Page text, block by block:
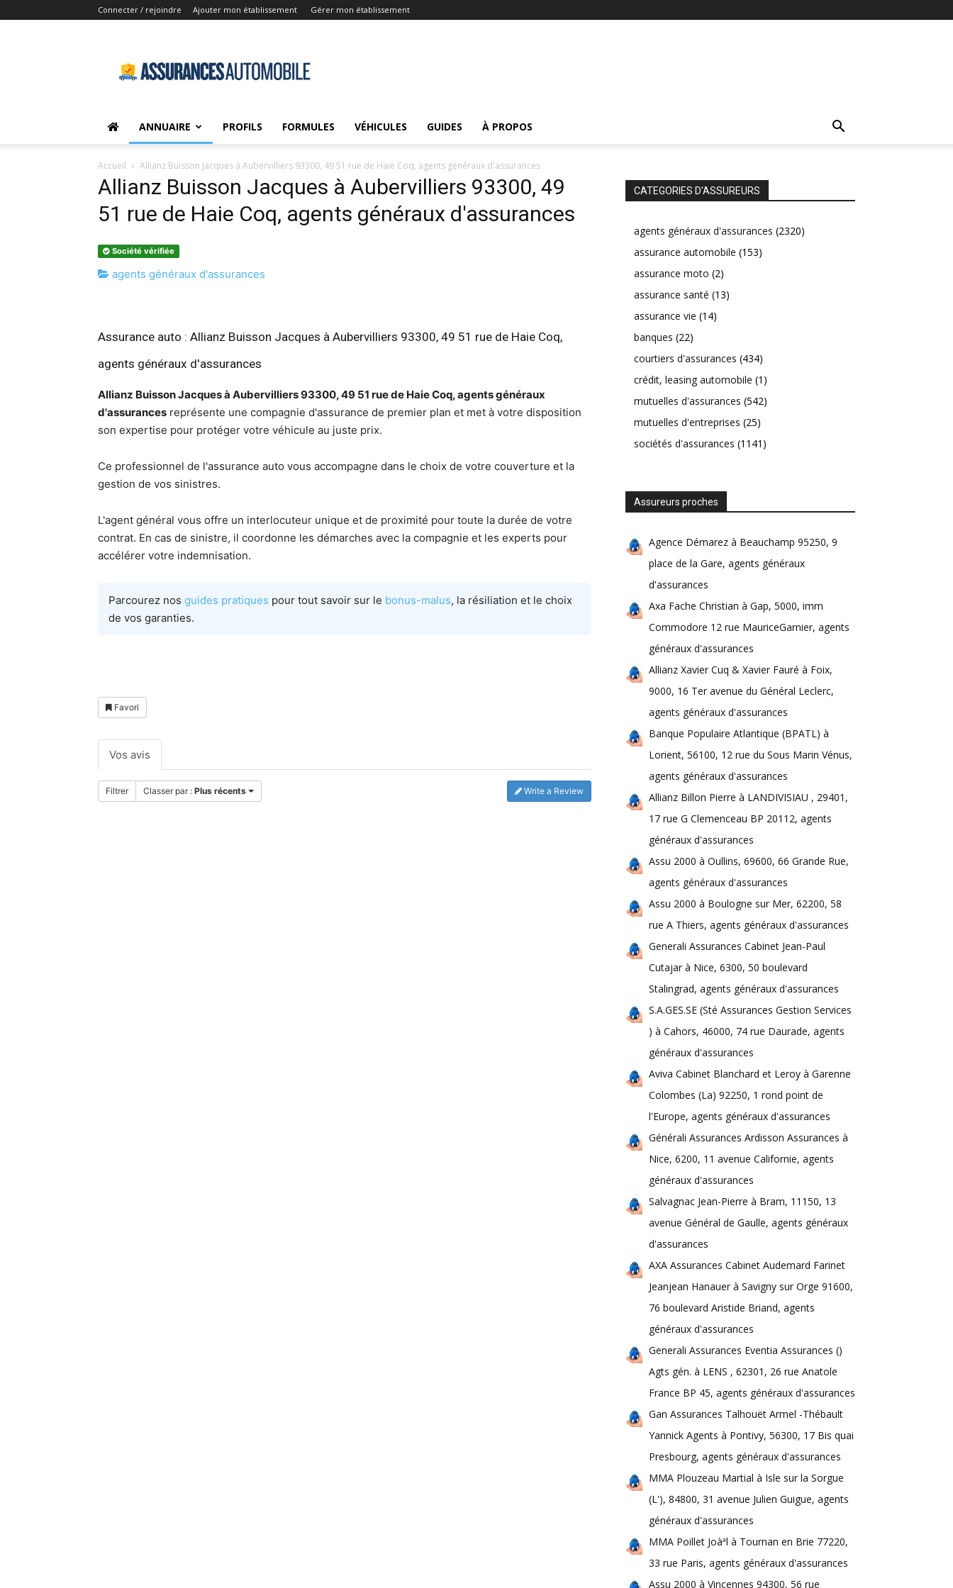
Connecter / rejoindre Ajouter mon établissement Gérer mon établissement
Automobile.net
ANNUAIRE PROFILS FORMULES VÉHICULES GUIDES À PROPOS
Accueil Allianz Buisson Jacques à Aubervilliers 93300, 49 51 rue de Haie Coq, agents généraux d'assurances
Allianz Buisson Jacques à Aubervilliers 93300, 49
51 rue de Haie Coq, agents généraux d'assurances
Société vérifiée
agents généraux d'assurances
Assurance auto : Allianz Buisson Jacques à Aubervilliers 93300, 49 51 rue de Haie Coq,
agents généraux d'assurances
Allianz Buisson Jacques à Aubervilliers 93300, 49 51 rue de Haie Coq, agents généraux
d'assurances représente une compagnie d'assurance de premier plan et met à votre disposition
son expertise pour protéger votre véhicule au juste prix.
Ce professionnel de l'assurance auto vous accompagne dans le choix de votre couverture et la
gestion de vos sinistres.
L'agent général vous offre un interlocuteur unique et de proximité pour toute la durée de votre
contrat. En cas de sinistre, il coordonne les démarches avec la compagnie et les experts pour
accélérer votre indemnisation.
Parcourez nos guides pratiques pour tout savoir sur le bonus-malus, la résiliation et le choix
de vos garanties.
Favori
Vos avis
Filtrer Classer par : Plus récents Write a Review
CATEGORIES D'ASSUREURS
agents généraux d'assurances (2320)
assurance automobile (153)
assurance moto (2)
assurance santé (13)
assurance vie (14)
banques (22)
courtiers d'assurances (434)
crédit, leasing automobile (1)
mutuelles d'assurances (542)
mutuelles d'entreprises (25)
sociétés d'assurances (1141)
Assureurs proches
Agence Démarez à Beauchamp 95250, 9
place de la Gare, agents généraux
d'assurances
Axa Fache Christian à Gap, 5000, imm
Commodore 12 rue MauriceGarnier, agents
généraux d'assurances
Allianz Xavier Cuq & Xavier Fauré à Foix,
9000, 16 Ter avenue du Général Leclerc,
agents généraux d'assurances
Banque Populaire Atlantique (BPATL) à
Lorient, 56100, 12 rue du Sous Marin Vénus,
agents généraux d'assurances
Allianz Billon Pierre à LANDIVISIAU , 29401,
17 rue G Clemenceau BP 20112, agents
généraux d'assurances
Assu 2000 à Oullins, 69600, 66 Grande Rue,
agents généraux d'assurances
Assu 2000 à Boulogne sur Mer, 62200, 58
rue A Thiers, agents généraux d'assurances
Generali Assurances Cabinet Jean-Paul
Cutajar à Nice, 6300, 50 boulevard
Stalingrad, agents généraux d'assurances
S.A.GES.SE (Sté Assurances Gestion Services
) à Cahors, 46000, 74 rue Daurade, agents
généraux d'assurances
Aviva Cabinet Blanchard et Leroy à Garenne
Colombes (La) 92250, 1 rond point de
l'Europe, agents généraux d'assurances
Générali Assurances Ardisson Assurances à
Nice, 6200, 11 avenue Californie, agents
généraux d'assurances
Salvagnac Jean-Pierre à Bram, 11150, 13
avenue Général de Gaulle, agents généraux
d'assurances
AXA Assurances Cabinet Audemard Farinet
Jeanjean Hanauer à Savigny sur Orge 91600,
76 boulevard Aristide Briand, agents
généraux d'assurances
Generali Assurances Eventia Assurances ()
Agts gén. à LENS , 62301, 26 rue Anatole
France BP 45, agents généraux d'assurances
Gan Assurances Talhouët Armel -Thébault
Yannick Agents à Pontivy, 56300, 17 Bis quai
Presbourg, agents généraux d'assurances
MMA Plouzeau Martial à Isle sur la Sorgue
(L'), 84800, 31 avenue Julien Guigue, agents
généraux d'assurances
MMA Poillet Joàªl à Tournan en Brie 77220,
33 rue Paris, agents généraux d'assurances
Assu 2000 à Vincennes 94300, 56 rue